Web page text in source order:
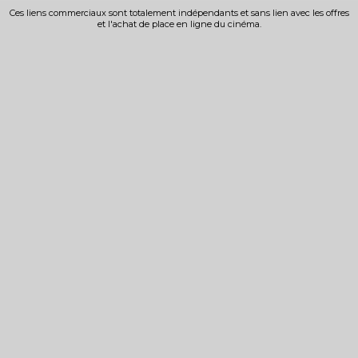
Ces liens commerciaux sont totalement indépendants et sans lien avec les offres
et l'achat de place en ligne du cinéma.